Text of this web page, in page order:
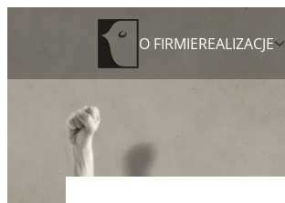
Agencja Reklamowa Zielona Góra O FIRMIEREALIZACJE